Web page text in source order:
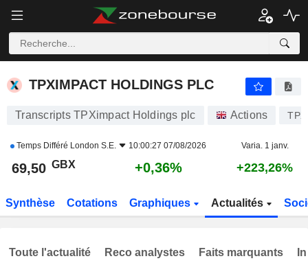
TPXIMPACT HOLDINGS PLC
TPXIMPACT HOLDINGS PLC
Transcripts TPXimpact Holdings plc Actions TPX
Temps Différé London S.E. 10:00:27 07/08/2026 Varia. 1 janv.
69,50 GBX +0,36% +223,26%
Synthèse Cotations Graphiques Actualités
Toute l'actualité Reco analystes Faits marquants